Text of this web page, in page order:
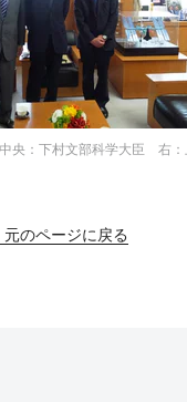
央：下村文部科学大臣 右：
元のページに戻る